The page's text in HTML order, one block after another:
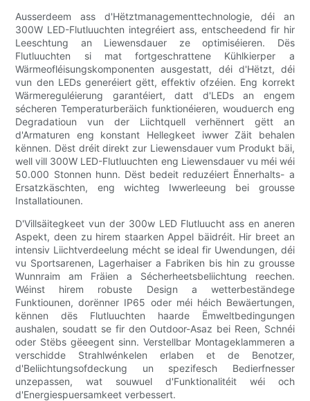
Ausserdeem ass d'Hëtztmanagementtechnologie, déi an
300W LED-Flutluuchten integréiert ass, entscheedend fir hir
Leeschtung an Liewensdauer ze optimiséieren. Dës
Flutluuchten si mat fortgeschrattene Kühlkierper a
Wärmeofléisungskomponenten ausgestatt, déi d'Hëtzt, déi
vun den LEDs generéiert gëtt, effektiv ofzéien. Eng korrekt
Wärmereguléierung garantéiert, datt d'LEDs an engem
sécheren Temperaturberäich funktionéieren, wouduerch eng
Degradatioun vun der Liichtquell verhënnert gëtt an
d'Armaturen eng konstant Hellegkeet iwwer Zäit behalen
kënnen. Dëst dréit direkt zur Liewensdauer vum Produkt bäi,
well vill 300W LED-Flutluuchten eng Liewensdauer vu méi wéi
50.000 Stonnen hunn. Dëst bedeit reduzéiert Ënnerhalts- a
Ersatzkäschten, eng wichteg Iwwerleeung bei grousse
Installatiounen.
D'Villsäitegkeet vun der 300w LED Flutluucht ass en aneren
Aspekt, deen zu hirem staarken Appel bäidréit. Hir breet an
intensiv Liichtverdeelung mécht se ideal fir Uwendungen, déi
vu Sportsarenen, Lagerhaiser a Fabriken bis hin zu grousse
Wunnraim am Fräien a Sécherheetsbeliichtung reechen.
Wéinst hirem robuste Design a wetterbeständege
Funktiounen, dorënner IP65 oder méi héich Bewäertungen,
kënnen dës Flutluuchten haarde Ëmweltbedingungen
aushalen, soudatt se fir den Outdoor-Asaz bei Reen, Schnéi
oder Stëbs gëeegent sinn. Verstellbar Montageklammeren a
verschidde Strahlwénkelen erlaben et de Benotzer,
d'Beliichtungsofdeckung un spezifesch Bedierfnesser
unzepassen, wat souwuel d'Funktionalitéit wéi och
d'Energiespuersamkeet verbessert.